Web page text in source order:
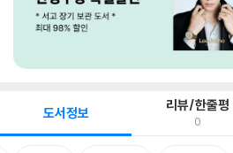
도서정보 리뷰/한줄평
0